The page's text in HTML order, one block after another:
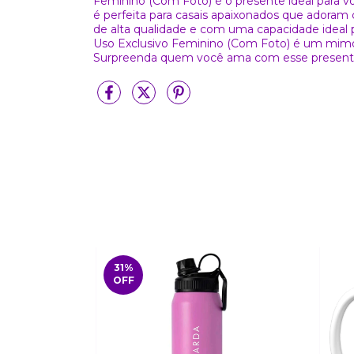
é perfeita para casais apaixonados que
de alta qualidade e com uma capacidade ideal
Uso Exclusivo Feminino (Com Foto) é um
Surpreenda quem você ama com esse
31%
OFF